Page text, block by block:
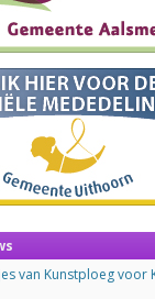
van Kunstploeg voor